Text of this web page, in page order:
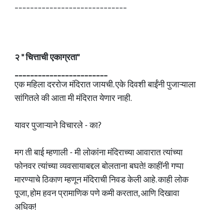
२" चित्ताची एकाग्रता"
________________________
एक महिला दररोज मंदिरात जायची. एके दिवशी बाईंनी पुजाऱ्याला
सांगितले की आता मी मंदिरात येणार नाही.
यावर पुजाऱ्याने विचारले - का?
मग ती बाई म्हणाली - मी लोकांना मंदिराच्या आवारात त्यांच्या
फोनवर त्यांच्या व्यवसायाबद्दल बोलताना बघते! काहींनी गप्पा
मारण्याचे ठिकाण म्हणून मंदिराची निवड केली आहे. काही लोक
पूजा, होम हवन प्रामाणिक पणे कमी करतात, आणि दिखावा
अधिक!